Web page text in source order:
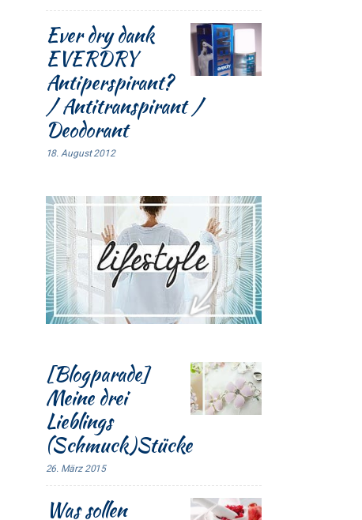
Ever dry dank
EVERDRY
Antiperspirant?
/ Antitranspirant /
Deodorant
18. August 2012
[Blogparade]
Meine drei
Lieblings
(Schmuck)Stücke
26. März 2015
Was sollen